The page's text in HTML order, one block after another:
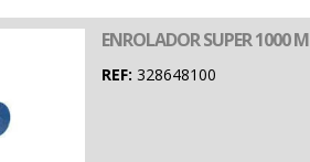
ENROLADOR SUPER 1000 M
REF: 328648100